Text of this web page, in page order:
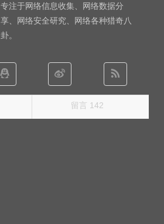
专注于网络信息收集、网络数据分
享、网络安全研究、网络各种猎奇八
卦。
留言 142